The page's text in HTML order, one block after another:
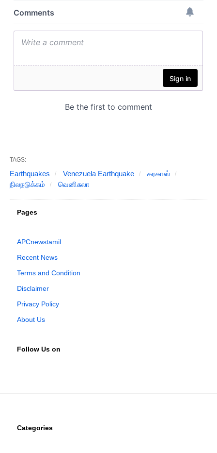
TAGS:
Earthquakes Venezuela Earthquake
கரகாஸ்
நிலநடுக்கம்
வெனிசுலா
Pages
APCnewstamil
Recent News
Terms and Condition
Disclaimer
Privacy Policy
About Us
Follow Us on
Categories